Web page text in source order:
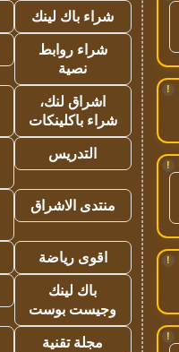
!
!
!
!
شراء باك لينك
شراء روابط
نصية
اشراق لنك،
شراء باكلينكات
التدريس
منتدى الاشراق
اقوى رياضة
باك لينك
وجيست بوست
مجلة تقنية